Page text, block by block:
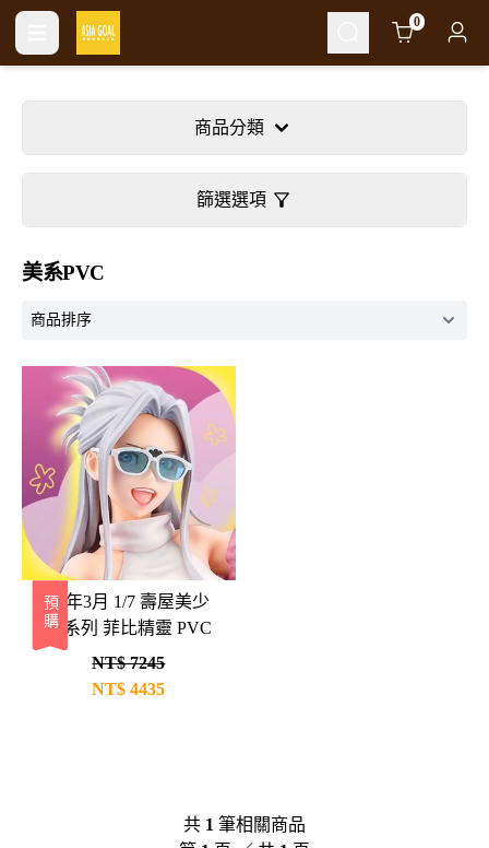
Cart 0
商品分類
篩選選項
美系PVC
預購
27年3月 1/7 壽屋美少
女系列 菲比精靈 PVC
NT$ 7245
NT$ 4435
共 1 筆相關商品